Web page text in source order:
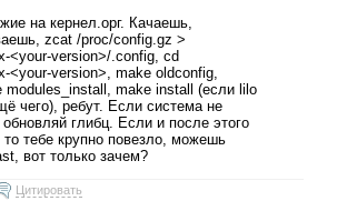
на кернел.орг. Качаешь,
zcat /proc/config.gz >
<your-version>/.config, cd
<your-version>, make oldconfig,
modules_install, make install (если lilo
чего), ребут. Если система не
обновляй глибц. Если и после этого
то тебе крупно повезло, можешь
вот только зачем?
Цитировать